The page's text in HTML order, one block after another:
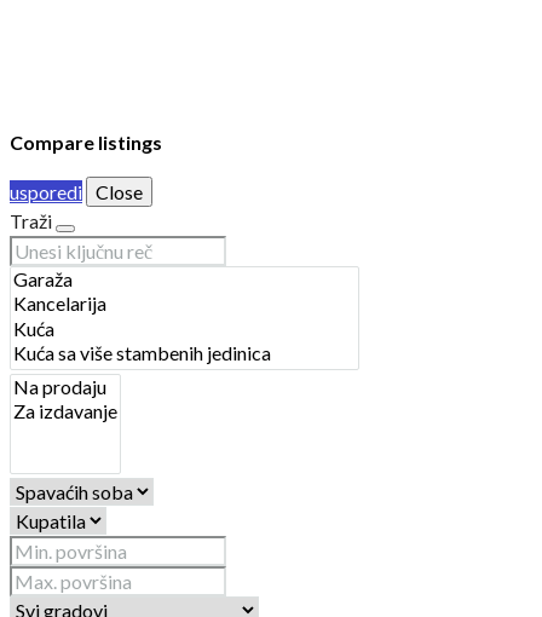
Compare listings
usporedi Close
Traži